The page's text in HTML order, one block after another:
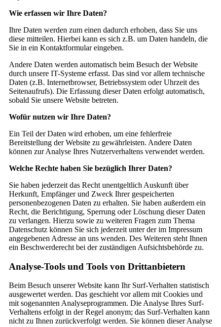
Wie erfassen wir Ihre Daten?
Ihre Daten werden zum einen dadurch erhoben, dass Sie uns
diese mitteilen. Hierbei kann es sich z.B. um Daten handeln, die
Sie in ein Kontaktformular eingeben.
Andere Daten werden automatisch beim Besuch der Website
durch unsere IT-Systeme erfasst. Das sind vor allem technische
Daten (z.B. Internetbrowser, Betriebssystem oder Uhrzeit des
Seitenaufrufs). Die Erfassung dieser Daten erfolgt automatisch,
sobald Sie unsere Website betreten.
Wofür nutzen wir Ihre Daten?
Ein Teil der Daten wird erhoben, um eine fehlerfreie
Bereitstellung der Website zu gewährleisten. Andere Daten
können zur Analyse Ihres Nutzerverhaltens verwendet werden.
Welche Rechte haben Sie bezüglich Ihrer Daten?
Sie haben jederzeit das Recht unentgeltlich Auskunft über
Herkunft, Empfänger und Zweck Ihrer gespeicherten
personenbezogenen Daten zu erhalten. Sie haben außerdem ein
Recht, die Berichtigung, Sperrung oder Löschung dieser Daten
zu verlangen. Hierzu sowie zu weiteren Fragen zum Thema
Datenschutz können Sie sich jederzeit unter der im Impressum
angegebenen Adresse an uns wenden. Des Weiteren steht Ihnen
ein Beschwerderecht bei der zuständigen Aufsichtsbehörde zu.
Analyse-Tools und Tools von Drittanbietern
Beim Besuch unserer Website kann Ihr Surf-Verhalten statistisch
ausgewertet werden. Das geschieht vor allem mit Cookies und
mit sogenannten Analyseprogrammen. Die Analyse Ihres Surf-
Verhaltens erfolgt in der Regel anonym; das Surf-Verhalten kann
nicht zu Ihnen zurückverfolgt werden. Sie können dieser Analyse